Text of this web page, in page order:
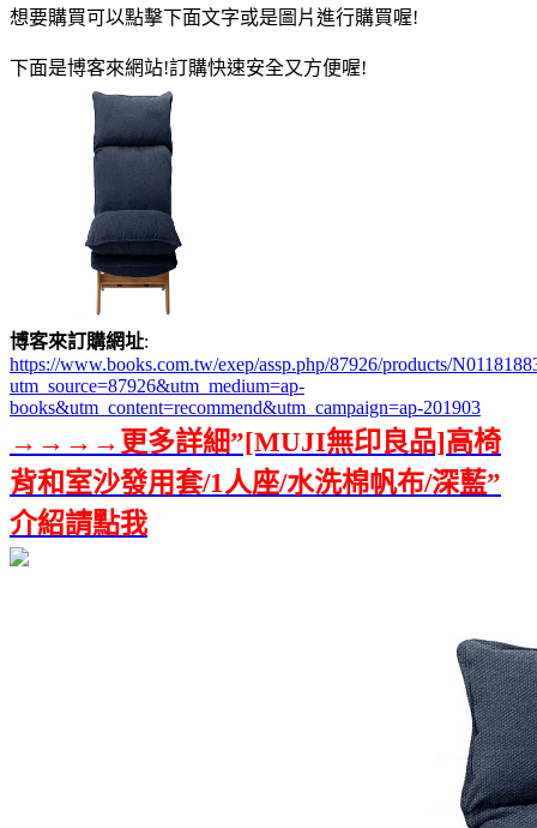
想要購買可以點擊下面文字或是圖片進行購買喔!
下面是博客來網站!訂購快速安全又方便喔!
博客來訂購網址:
https://www.books.com.tw/exep/assp.php/87926/products/
utm_source=87926&utm_medium=ap-
books&utm_content=recommend&utm_campaign=ap-201903
→→→→更多詳細”[MUJI無印良品]高椅
背和室沙發用套/1人座/水洗棉帆布/深藍”
介紹請點我